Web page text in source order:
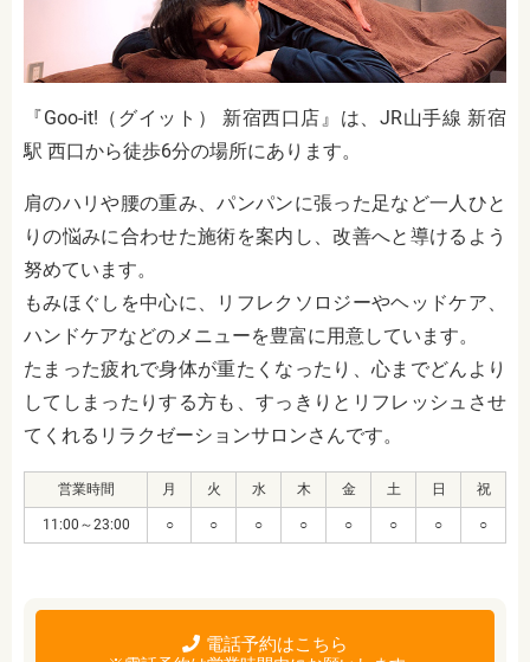
『Goo-it!（グイット） 新宿西口店』は、JR山手線 新宿
駅 西口から徒歩6分の場所にあります。
肩のハリや腰の重み、パンパンに張った足など一人ひと
りの悩みに合わせた施術を案内し、改善へと導けるよう
努めています。
もみほぐしを中心に、リフレクソロジーやヘッドケア、
ハンドケアなどのメニューを豊富に用意しています。
たまった疲れで身体が重たくなったり、心までどんより
してしまったりする方も、すっきりとリフレッシュさせ
てくれるリラクゼーションサロンさんです。
営業時間 月 火 水 木 金 土 日 祝
11:00～23:00 ○ ○ ○ ○ ○ ○ ○ ○
電話予約はこちら